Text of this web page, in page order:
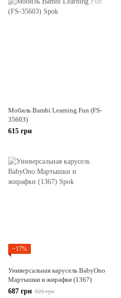
Мобиль Bambi Learning Fun (FS-
35603)
615 грн
−17%
Универсальная карусель BabyOno
Мартышки и жирафки (1367)
687 грн 826 грн